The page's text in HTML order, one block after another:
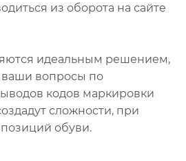
из оборота на сайте
идеальным решением,
ваши вопросы по
кодов маркировки
сложности, при
обуви.